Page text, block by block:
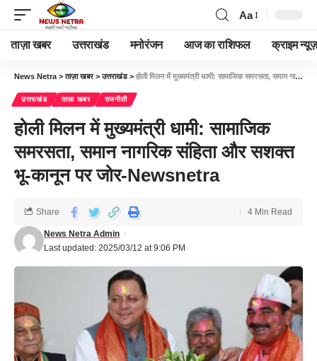
Aa
ताज़ा खबर उत्तराखंड मनोरंजन आज का राशिफल क्राइम न्यूज़
News Netra >ताज़ा खबर>उत्तराखंड> होली मिलन में मुख्यमंत्री धामी: सामाजिक समरसता, समान नागरिक संहिता और सशक्त भू-कानून पर जोर-Newsnetra
उत्तराखंड ताज़ा खबर राजनीती
होली मिलन में मुख्यमंत्री धामी: सामाजिक
समरसता, समान नागरिक संहिता और सशक्त
भू-कानून पर जोर-Newsnetra
Last updated: 2025/03/12 at 9:06 PM
News Netra Admin
Share 4 Min Read